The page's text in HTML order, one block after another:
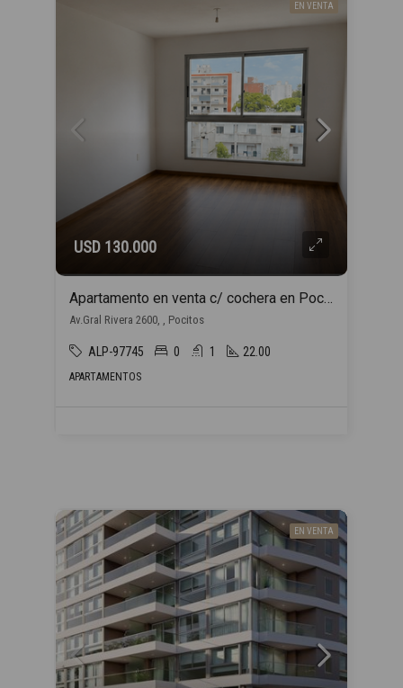
EN VENTA
USD 130.000
Apartamento en venta c/ cochera en Pocitos
Av.Gral Rivera 2600, , Pocitos
ALP-97745 0 1 22.00
APARTAMENTOS
EN VENTA